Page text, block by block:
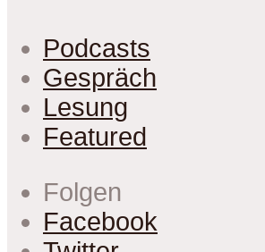
Podcasts
Gespräch
Lesung
Featured
Folgen
Facebook